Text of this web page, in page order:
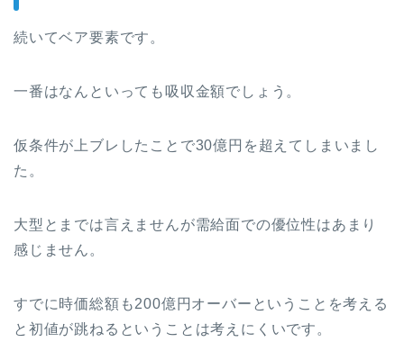
続いてベア要素です。
一番はなんといっても吸収金額でしょう。
仮条件が上ブレしたことで30億円を超えてしまいまし
た。
大型とまでは言えませんが需給面での優位性はあまり
感じません。
すでに時価総額も200億円オーバーということを考える
と初値が跳ねるということは考えにくいです。